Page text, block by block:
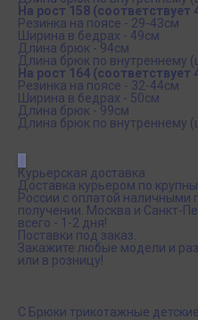
На рост 158 (соответствует
Резинка на поясе - 29-43см
Ширина в бедрах - 49см
Длина брюк - 94см
Длина брюк по внутреннему
На рост 164 (соответствует
Резинка на поясе - 32-44см
Ширина в бедрах - 50см
Длина брюк - 99см
Длина брюк по внутреннему
Курьерская доставка
Доставка курьером по
России с оплатой наличными
получении. Москва и Санкт-
всего - 1-2 дня!
Поставки под заказ.
Закажите любые модели и
или в розницу!
С Брюки трикотажные